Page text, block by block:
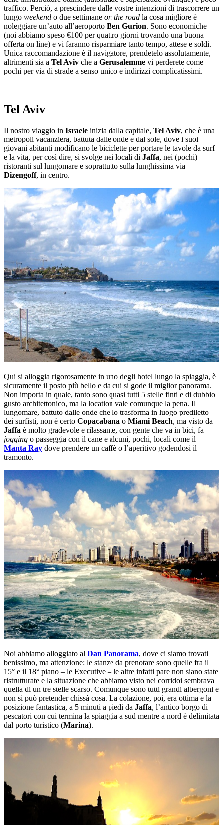
traffico. Perciò, a prescindere dalle vostre intenzioni di trascorrere un
lungo weekend o due settimane on the road la cosa migliore è
noleggiare un’auto all’aeroporto Ben Gurion. Sono economiche
(noi abbiamo speso €100 per quattro giorni trovando una buona
offerta on line) e vi faranno risparmiare tanto tempo, attese e soldi.
Unica raccomandazione è il navigatore, prendetelo assolutamente,
altrimenti sia a Tel Aviv che a Gerusalemme vi perderete come
pochi per via di strade a senso unico e indirizzi complicatissimi.
Tel Aviv
Il nostro viaggio in Israele inizia dalla capitale, Tel Aviv, che è una
metropoli vacanziera, battuta dalle onde e dal sole, dove i suoi
giovani abitanti modificano le biciclette per portare le tavole da surf
e la vita, per così dire, si svolge nei locali di Jaffa, nei (pochi)
ristoranti sul lungomare e soprattutto sulla lunghissima via
Dizengoff, in centro.
Qui si alloggia rigorosamente in uno degli hotel lungo la spiaggia, è
sicuramente il posto più bello e da cui si gode il miglior panorama.
Non importa in quale, tanto sono quasi tutti 5 stelle finti e di dubbio
gusto architettonico, ma la location vale comunque la pena. Il
lungomare, battuto dalle onde che lo trasforma in luogo prediletto
dei surfisti, non è certo Copacabana o Miami Beach, ma visto da
Jaffa è molto gradevole e rilassante, con gente che va in bici, fa
jogging o passeggia con il cane e alcuni, pochi, locali come il
Manta Ray dove prendere un caffè o l’aperitivo godendosi il
tramonto.
Noi abbiamo alloggiato al Dan Panorama, dove ci siamo trovati
benissimo, ma attenzione: le stanze da prenotare sono quelle fra il
15° e il 18° piano – le Executive – le altre infatti pare non siano state
ristrutturate e la situazione che abbiamo visto nei corridoi sembrava
quella di un tre stelle scarso. Comunque sono tutti grandi albergoni e
non si può pretender chissà cosa. La colazione, poi, era ottima e la
posizione fantastica, a 5 minuti a piedi da Jaffa, l’antico borgo di
pescatori con cui termina la spiaggia a sud mentre a nord è delimitata
dal porto turistico (Marina).